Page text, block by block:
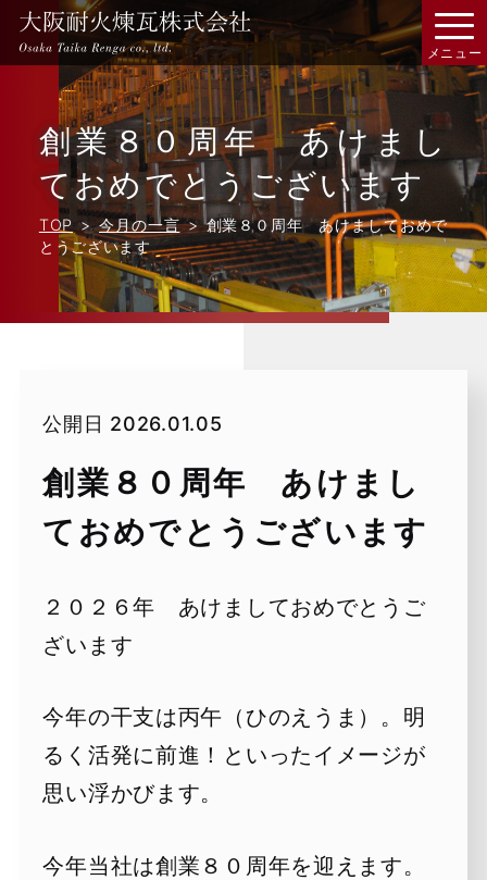
創業８０周年 あけまし
ておめでとうございます
TOP 今月の一言
創業８０周年 あけましておめで
とうございます
公開日 2026.01.05
創業８０周年 あけまし
ておめでとうございます
２０２６年 あけましておめでとうご
ざいます
今年の干支は丙午（ひのえうま）。明
るく活発に前進！といったイメージが
思い浮かびます。
今年当社は創業８０周年を迎えます。